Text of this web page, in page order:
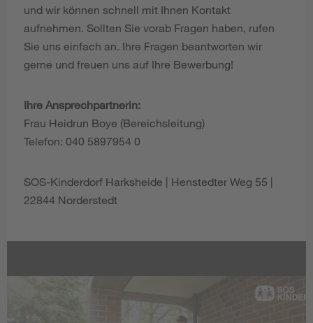
und wir können schnell mit Ihnen Kontakt
aufnehmen. Sollten Sie vorab Fragen haben, rufen
Sie uns einfach an. Ihre Fragen beantworten wir
gerne und freuen uns auf Ihre Bewerbung!
Ihre Ansprechpartnerin:
Frau Heidrun Boye (Bereichsleitung)
Telefon: 040 5897954 0
SOS-Kinderdorf Harksheide | Henstedter Weg 55 |
22844 Norderstedt